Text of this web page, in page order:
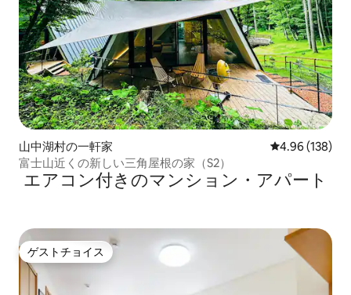
山中湖村の一軒家 レビュー138
4.96 (138)
富士山近くの新しい三角屋根の家（S2）
エアコン付きのマンション・アパート
ゲストチョイス
ゲストチョイス